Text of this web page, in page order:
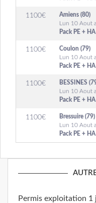
1100€
Amiens (80)
Lun 10 Aout
Pack PE + HA
1100€
Coulon (79)
Lun 10 Aout
Pack PE + HA
1100€
BESSINES
Lun 10 Aout
Pack PE + HA
1100€
Bressuire (79)
Lun 10 Aout
Pack PE + HA
Permis exploitation 1